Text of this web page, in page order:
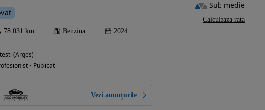
78 031 km Benzina 2024
(Arges)
• Publicat
Vezi anunțurile
Sub medie
Calculeaza rata